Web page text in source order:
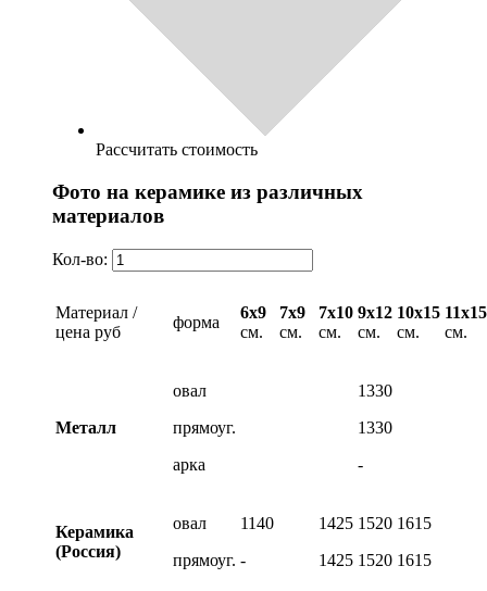
Рассчитать стоимость
Фото на керамике из различных
материалов
Кол-во:
Материал /
цена руб
форма
6х9
см.
7х9
см.
7х10
см.
9х12
см.
10х15
см.
11х15
см.
Металл
овал
прямоуг.
арка
1330
1330
-
Керамика
(Россия)
овал
прямоуг.
1140
-
1425
1425
1520
1520
1615
1615